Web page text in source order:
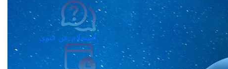
استعلام عن فتوى